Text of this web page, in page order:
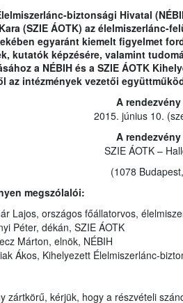
biztonsági Hivatal
(SZIE ÁOTK) az élelmiszerlánc-
egyaránt kiemelt figyelmet
kutatók képzésére, valamint
a NÉBIH és a SZIE ÁOTK
az intézmények vezetői
A
2015. június 10.
A
SZIE ÁOTK –
(1078
megszólalói:
Lajos, országos főállatorvos,
Péter, dékán, SZIE ÁOTK
Márton, elnök, NÉBIH
Ákos, Kihelyezett Élelmiszerlánc-
zártkörű, kérjük, hogy a részvételi